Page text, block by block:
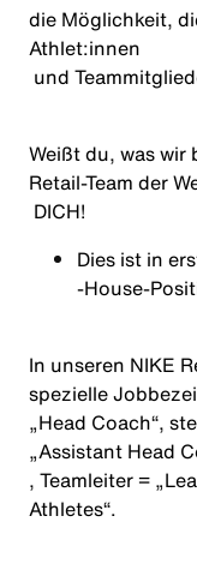
die Möglichkeit,
Athlet:innen
und
Weißt du, was wir
Retail‑Team der
DICH!
Dies ist in
In unseren NIKE
spezielle
„Head Coach“,
„Assistant Head
, Teamleiter =
Athletes“.